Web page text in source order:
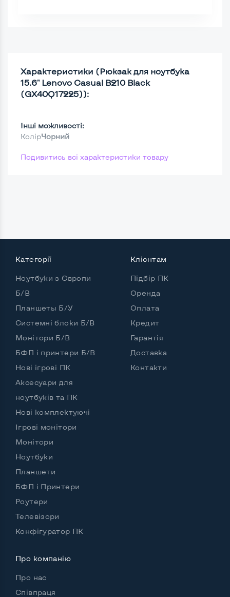
Характеристики (Рюкзак для ноутбука
15.6" Lenovo Casual B210 Black
(GX40Q17225)):
Інші можливості:
КолірЧорний
Подивитись всі характеристики товару
Категорії
Ноутбуки з Європи
Б/В
Планшеты Б/У
Системні блоки Б/В
Монітори Б/В
БФП і принтери Б/В
Нові ігрові ПК
Аксесуари для
ноутбуків та ПК
Нові комплектуючі
Ігрові монітори
Монітори
Ноутбуки
Планшети
БФП і Принтери
Роутери
Телевізори
Конфігуратор ПК
Клієнтам
Підбір ПК
Оренда
Оплата
Кредит
Гарантія
Доставка
Контакти
Про компанію
Про нас
Співпраця